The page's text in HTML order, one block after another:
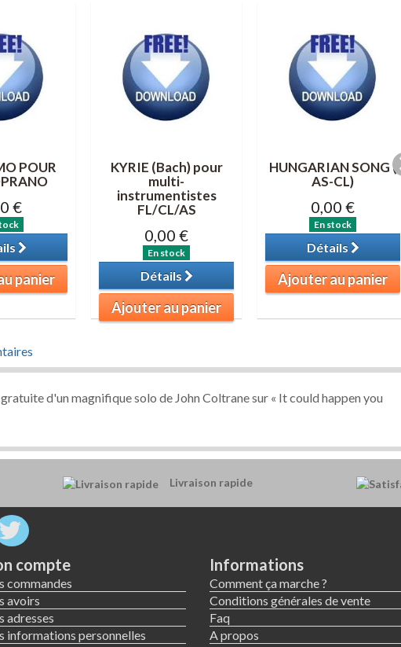
POUR
€
panier
KYRIE (Bach) pour
multi-
instrumentistes
FL/CL/AS
0,00 €
En stock
Détails
Ajouter au panier
HUNGARIAN SONG (
AS-CL)
0,00 €
En stock
Détails
Ajouter au panier
d'un magnifique solo de John Coltrane sur « It could happen you
Livraison rapide
compte
commandes
avoirs
adresses
informations personnelles
Informations
Comment ça marche ?
Conditions générales de vente
Faq
A propos